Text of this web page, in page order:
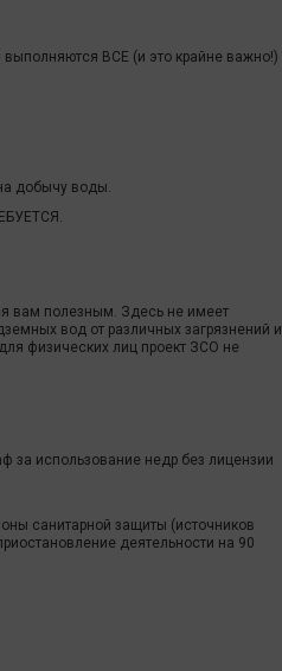
ВСЕ (и это крайне важно!)
добычу воды.
вам полезным. Здесь не имеет
вод от различных загрязнений и
физических лиц проект ЗСО не
за использование недр без лицензии
санитарной защиты (источников
деятельности на 90